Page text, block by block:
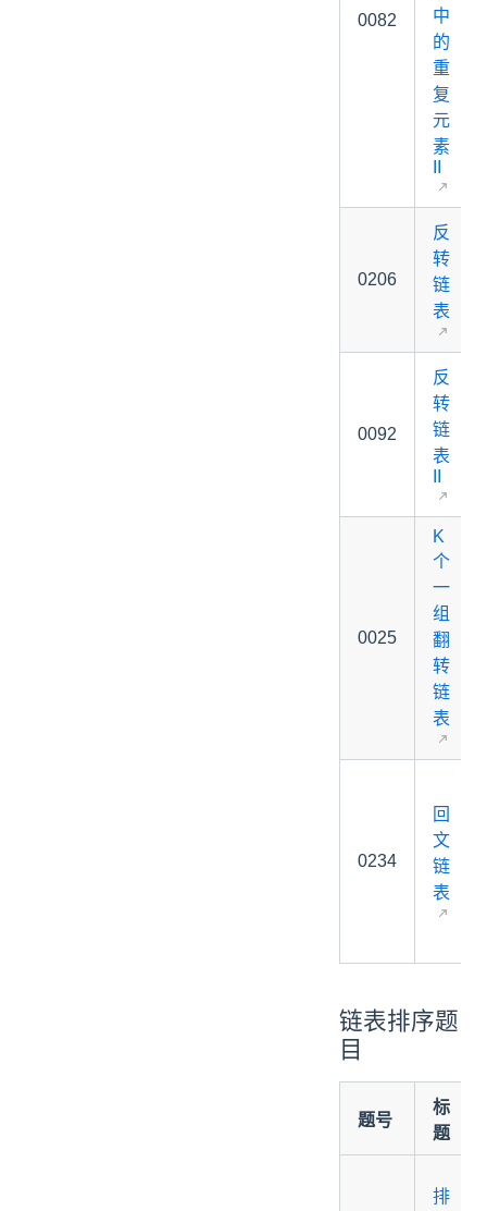
0082
中
的
重
复
元
素
0206
反
转
链
表
0092
反
转
链
表
0025
K
个
一
组
翻
转
链
表
0234
回
文
链
表
链表排序题
目
题号
标
题
排